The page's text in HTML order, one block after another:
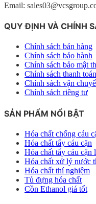
Email:
QUY ĐỊNH VÀ CHÍNH
Chính sách bán hàng
Chính sách bảo hành
Chính sách bảo mật
Chính sách thanh toán
Chính sách vận
Chính sách riêng tư
SẢN PHẨM NỔI BẬT
Hóa chất chống cáu
Hóa chất tẩy cáu cặn
Hóa chất tẩy cáu
Hóa chất xử lý nước
Hóa chất thí nghiệm
Tủ đựng hóa chất
Cồn Ethanol giá tốt